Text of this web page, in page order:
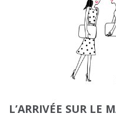
L’ARRIVÉE SUR LE